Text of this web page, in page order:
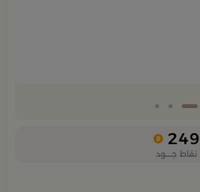
249
نقاط جــــود